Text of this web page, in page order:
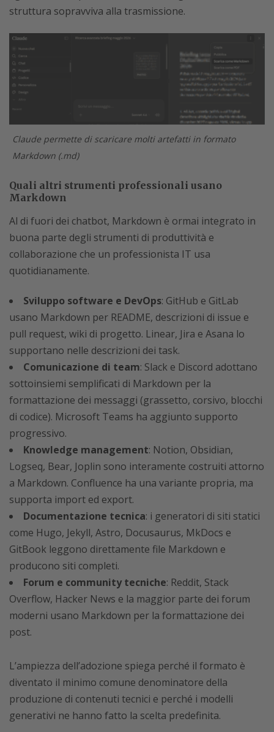
struttura sopravviva alla trasmissione.
Claude permette di scaricare molti artefatti in formato
Markdown (.md)
Quali altri strumenti professionali usano
Markdown
Al di fuori dei chatbot, Markdown è ormai integrato in
buona parte degli strumenti di produttività e
collaborazione che un professionista IT usa
quotidianamente.
Sviluppo software e DevOps: GitHub e GitLab
usano Markdown per README, descrizioni di issue e
pull request, wiki di progetto. Linear, Jira e Asana lo
supportano nelle descrizioni dei task.
Comunicazione di team: Slack e Discord adottano
sottoinsiemi semplificati di Markdown per la
formattazione dei messaggi (grassetto, corsivo, blocchi
di codice). Microsoft Teams ha aggiunto supporto
progressivo.
Knowledge management: Notion, Obsidian,
Logseq, Bear, Joplin sono interamente costruiti attorno
a Markdown. Confluence ha una variante propria, ma
supporta import ed export.
Documentazione tecnica: i generatori di siti statici
come Hugo, Jekyll, Astro, Docusaurus, MkDocs e
GitBook leggono direttamente file Markdown e
producono siti completi.
Forum e community tecniche: Reddit, Stack
Overflow, Hacker News e la maggior parte dei forum
moderni usano Markdown per la formattazione dei
post.
L’ampiezza dell’adozione spiega perché il formato è
diventato il minimo comune denominatore della
produzione di contenuti tecnici e perché i modelli
generativi ne hanno fatto la scelta predefinita.